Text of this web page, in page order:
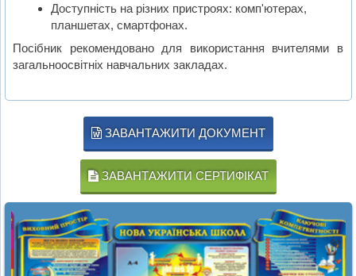
Доступність на різних пристроях: комп'ютерах,
планшетах, смартфонах.
Посібник рекомендовано для використання вчителями в
загальноосвітніх навчальних закладах.
ЗАВАНТАЖИТИ ДОКУМЕНТ
ЗАВАНТАЖИТИ СЕРТИФІКАТ